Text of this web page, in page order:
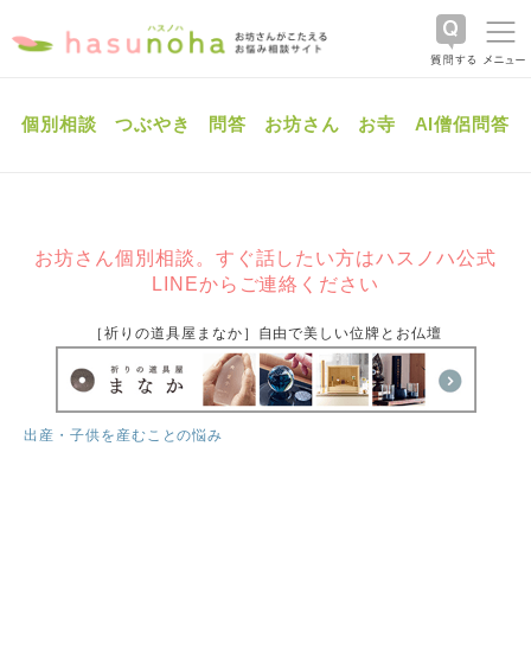
個別相談 つぶやき 問答 お坊さん お寺 AI僧侶問答
お坊さん個別相談。すぐ話したい方はハスノハ公式
LINEからご連絡ください
［祈りの道具屋まなか］自由で美しい位牌とお仏壇
出産・子供を産むことの悩み